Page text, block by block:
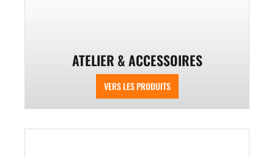
ATELIER & ACCESSOIRES
VERS LES PRODUITS